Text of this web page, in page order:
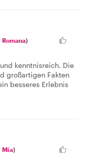
Romana)
kenntnisreich. Die
großartigen Fakten
besseres Erlebnis
Mia)